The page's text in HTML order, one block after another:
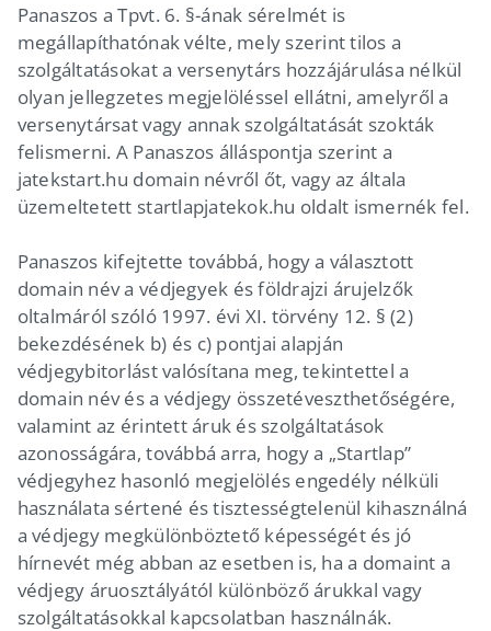
Panaszos a Tpvt. 6. §-ának sérelmét is
megállapíthatónak vélte, mely szerint tilos a
szolgáltatásokat a versenytárs hozzájárulása nélkül
olyan jellegzetes megjelöléssel ellátni, amelyről a
versenytársat vagy annak szolgáltatását szokták
felismerni. A Panaszos álláspontja szerint a
jatekstart.hu domain névről őt, vagy az általa
üzemeltetett startlapjatekok.hu oldalt ismernék fel.
Panaszos kifejtette továbbá, hogy a választott
domain név a védjegyek és földrajzi árujelzők
oltalmáról szóló 1997. évi XI. törvény 12. § (2)
bekezdésének b) és c) pontjai alapján
védjegybitorlást valósítana meg, tekintettel a
domain név és a védjegy összetéveszthetőségére,
valamint az érintett áruk és szolgáltatások
azonosságára, továbbá arra, hogy a „Startlap”
védjegyhez hasonló megjelölés engedély nélküli
használata sértené és tisztességtelenül kihasználná
a védjegy megkülönböztető képességét és jó
hírnevét még abban az esetben is, ha a domaint a
védjegy áruosztályától különböző árukkal vagy
szolgáltatásokkal kapcsolatban használnák.